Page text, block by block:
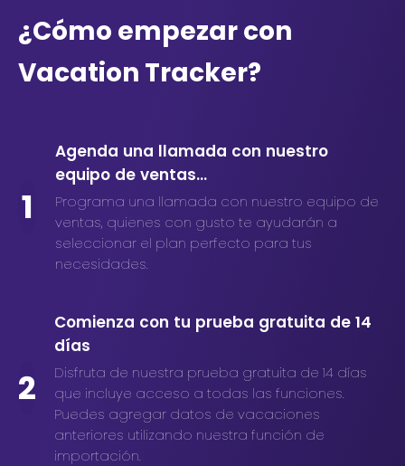
¿Cómo empezar con
Vacation Tracker?
1
Agenda una llamada con nuestro
equipo de ventas...
Programa una llamada con nuestro equipo de
ventas, quienes con gusto te ayudarán a
seleccionar el plan perfecto para tus
necesidades.
2
Comienza con tu prueba gratuita de 14
días
Disfruta de nuestra prueba gratuita de 14 días
que incluye acceso a todas las funciones.
Puedes agregar datos de vacaciones
anteriores utilizando nuestra función de
importación.